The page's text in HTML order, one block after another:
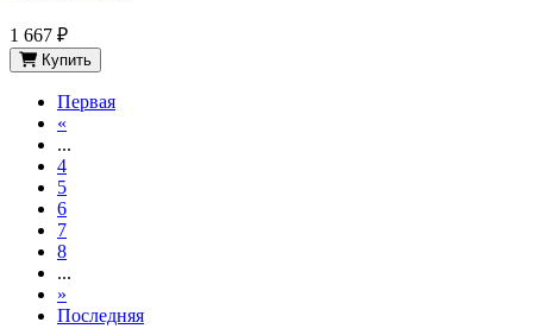
1 667 ₽
Купить
Первая
«
...
4
5
6
7
8
...
»
Последняя